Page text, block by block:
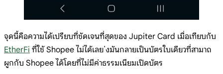
จุดนี้คือความได้เปรียบที่ชัดเจนที่สุดของ Jupiter Card เมื่อเทียบกับ
EtherFi ที่ใช้ Shopee ไม่ได้เลย ่งมันกลายเป็นบัตรใบเดียวที่สามาถ
ผูกกับ Shopee ได้โดยที่ไม่มีค่าธรรมเนียมเปิดบัตร